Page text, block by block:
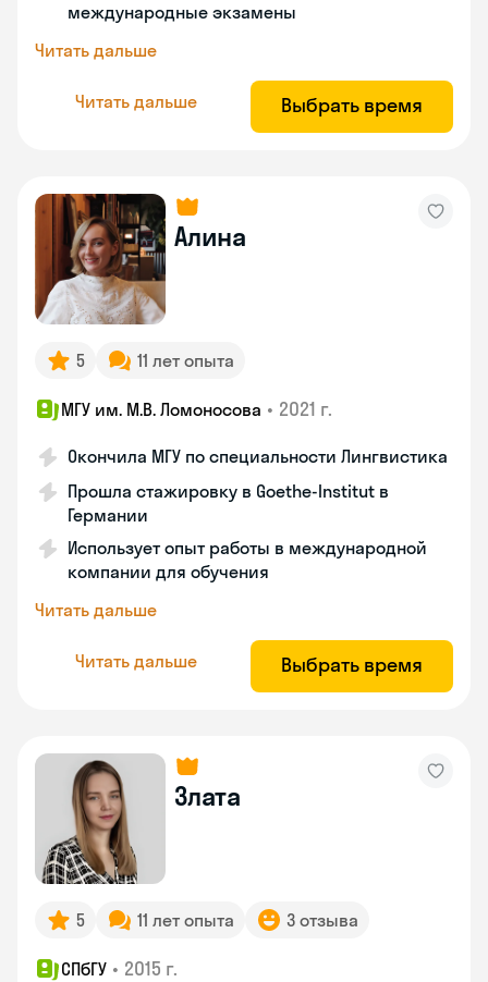
международные экзамены
Читать дальше
Читать дальше Выбрать время
Алина
5 11 лет опыта
МГУ им. М.В. Ломоносова • 2021 г.
Окончила МГУ по специальности Лингвистика
Прошла стажировку в Goethe-Institut в
Германии
Использует опыт работы в международной
компании для обучения
Читать дальше
Читать дальше Выбрать время
Злата
5 11 лет опыта 3 отзыва
СПбГУ • 2015 г.